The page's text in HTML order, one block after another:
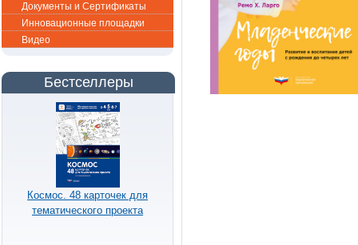
Документы и Сертификаты
Инновационные площадки
Видео
Бестселлеры
Космос. 48 карточек для
тематического проекта